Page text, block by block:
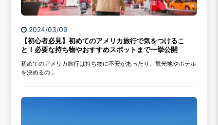
2024/03/09
【初心者必見】初めてのアメリカ旅行で気をつけるこ
と！必要な持ち物やおすすめスポットまで一挙公開
初めてのアメリカ旅行は持ち物に不安があったり、観光地やホテル
を決めるの...